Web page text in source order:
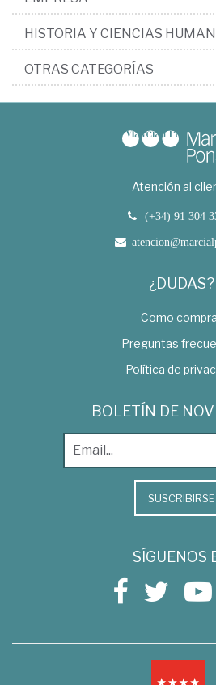
HISTORIA Y CIENCIAS
OTRAS CATEGORÍAS
Atención al
(+34) 91 304
¿DUDAS?
Como
Preguntas
Política de
BOLETÍN DE
SUSCRIBIRSE
SÍGUENOS